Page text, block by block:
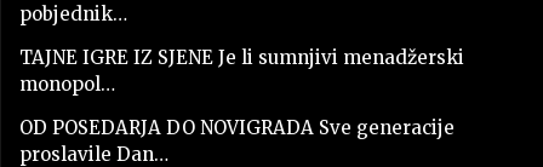
pobjednik…
TAJNE IGRE IZ SJENE Je li sumnjivi menadžerski
monopol…
OD POSEDARJA DO NOVIGRADA Sve generacije
proslavile Dan…